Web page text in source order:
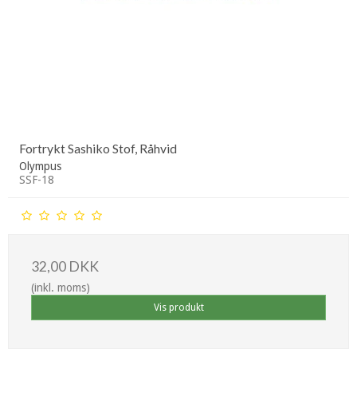
Fortrykt Sashiko Stof, Råhvid
Olympus
SSF-18
32,00 DKK
(inkl. moms)
Vis produkt